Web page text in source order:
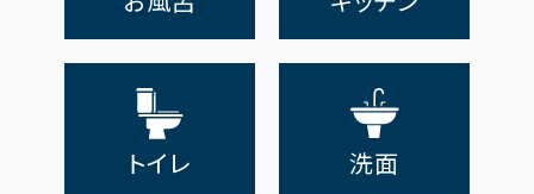
トイレ 洗面